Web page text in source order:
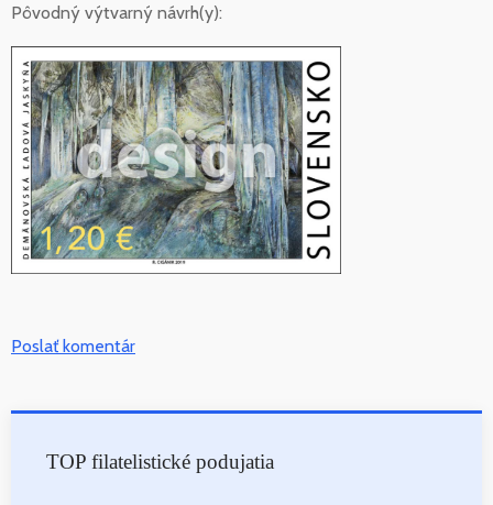
Pôvodný výtvarný návrh(y):
Poslať komentár
TOP filatelistické podujatia